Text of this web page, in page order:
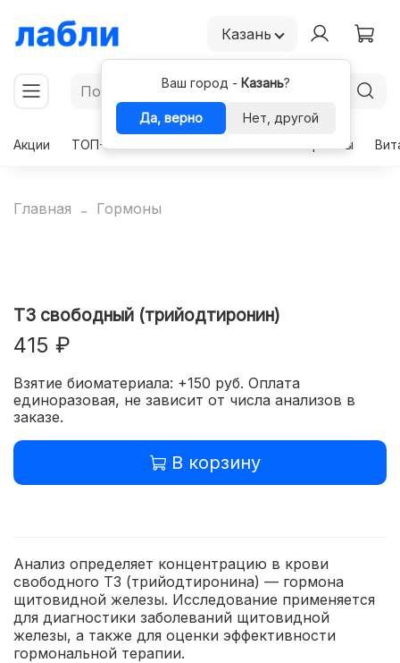
Казань
Ваш город - Казань?
Да, верно
Нет, другой
Акции
ТОП-50 Гормоны
Главная Гормоны
Т3 свободный (трийодтиронин)
415 ₽
Взятие биоматериала: +150 руб. Оплата
единоразовая, не зависит от числа анализов в
заказе.
В корзину
Анализ определяет концентрацию в крови
свободного Т3 (трийодтиронина) — гормона
щитовидной железы. Исследование применяется
для диагностики заболеваний щитовидной
железы, а также для оценки эффективности
гормональной терапии.